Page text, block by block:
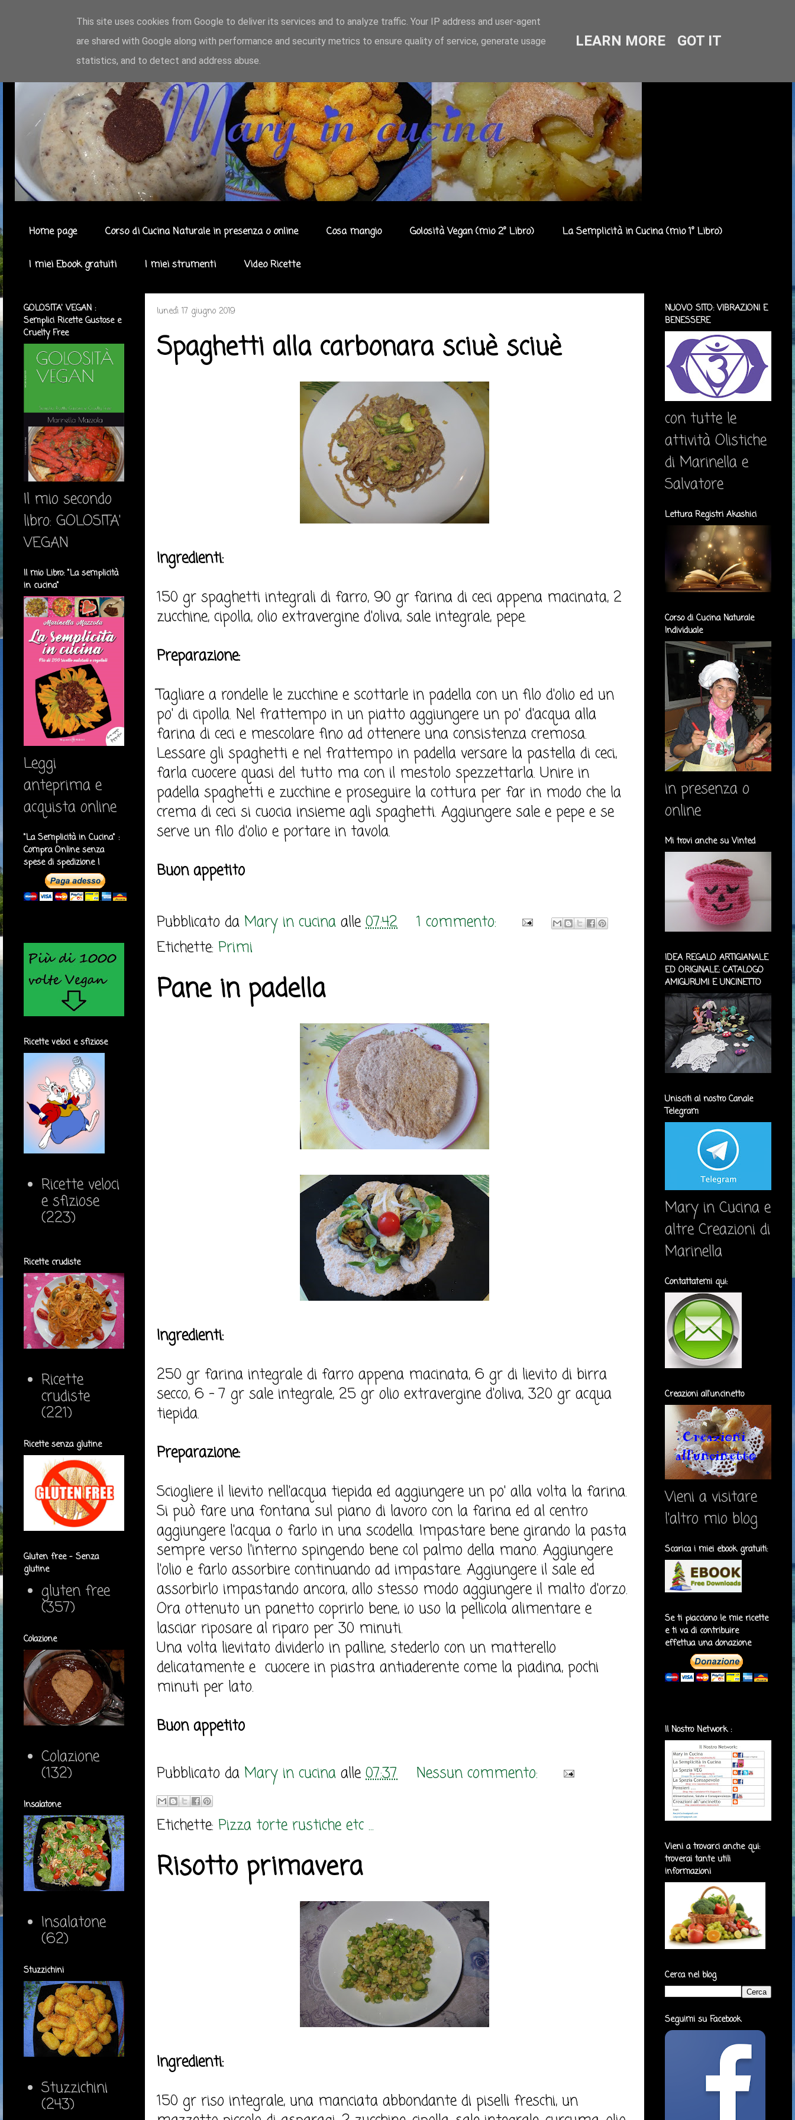
Home page Corso di Cucina Naturale in presenza o online Cosa mangio Golosità Vegan (mio 2° Libro) La Semplicità in Cucina (mio 1° Libro)
I miei Ebook gratuiti I miei strumenti Video Ricette
lunedì 17 giugno 2019
Spaghetti alla carbonara sciuè sciuè
Ingredienti:
150 gr spaghetti integrali di farro, 90 gr farina di ceci appena macinata, 2
zucchine, cipolla, olio extravergine d'oliva, sale integrale, pepe.
Preparazione:
Tagliare a rondelle le zucchine e scottarle in padella con un filo d'olio ed un
po' di cipolla. Nel frattempo in un piatto aggiungere un po' d'acqua alla
farina di ceci e mescolare fino ad ottenere una consistenza cremosa.
Lessare gli spaghetti e nel frattempo in padella versare la pastella di ceci,
farla cuocere quasi del tutto ma con il mestolo spezzettarla. Unire in
padella spaghetti e zucchine e proseguire la cottura per far in modo che la
crema di ceci si cuocia insieme agli spaghetti. Aggiungere sale e pepe e se
serve un filo d'olio e portare in tavola.
Buon appetito
Pubblicato da Mary in cucina alle 07:42
1 commento:
Etichette: Primi
Pane in padella
Ingredienti:
250 gr farina integrale di farro appena macinata, 6 gr di lievito di birra
secco, 6 - 7 gr sale integrale, 25 gr olio extravergine d'oliva, 320 gr acqua
tiepida.
Preparazione:
Sciogliere il lievito nell'acqua tiepida ed aggiungere un po' alla volta la farina.
Si può fare una fontana sul piano di lavoro con la farina ed al centro
aggiungere l'acqua o farlo in una scodella. Impastare bene girando la pasta
sempre verso l'interno spingendo bene col palmo della mano. Aggiungere
l'olio e farlo assorbire continuando ad impastare. Aggiungere il sale ed
assorbirlo impastando ancora, allo stesso modo aggiungere il malto d'orzo.
Ora ottenuto un panetto coprirlo bene, io uso la pellicola alimentare e
lasciar riposare al riparo per 30 minuti.
Una volta lievitato dividerlo in palline, stederlo con un matterello
delicatamente e cuocere in piastra antiaderente come la piadina, pochi
minuti per lato.
Buon appetito
Pubblicato da Mary in cucina alle 07:37 Nessun commento:
Etichette: Pizza torte rustiche etc ...
Risotto primavera
Ingredienti:
150 gr riso integrale, una manciata abbondante di piselli freschi, un
GOLOSITA' VEGAN :
Semplici Ricette Gustose e
Cruelty Free
Il mio secondo
libro: GOLOSITA'
VEGAN
Il mio Libro: "La semplicità
in cucina"
Leggi
anteprima e
acquista online
"La Semplicità in Cucina" :
Compra Online senza
spese di spedizione !
Ricette veloci e sfiziose
Ricette veloci
e sfiziose
(223)
Ricette crudiste
Ricette
crudiste
(221)
Ricette senza glutine
Gluten free - Senza
glutine
gluten free
(357)
Colazione
Colazione
(132)
Insalatone
Insalatone
(62)
Stuzzichini
Stuzzichini
(243)
NUOVO SITO: VIBRAZIONI E
BENESSERE
con tutte le
attività Olistiche
di Marinella e
Salvatore
Lettura Registri Akashici
Corso di Cucina Naturale
Individuale
in presenza o
online
Mi trovi anche su Vinted
IDEA REGALO ARTIGIANALE
ED ORIGINALE: CATALOGO
AMIGURUMI E UNCINETTO
Unisciti al nostro Canale
Telegram
Mary in Cucina e
altre Creazioni di
Marinella
Contattatemi qui:
Creazioni all'uncinetto
Vieni a visitare
l'altro mio blog
Scarica i miei ebook gratuiti:
Se ti piacciono le mie ricette
e ti va di contribuire
effettua una donazione
Il Nostro Network :
Vieni a trovarci anche qui:
troverai tante utili
informazioni
Cerca nel blog
Seguimi su Facebook
This site uses cookies from Google to deliver its services and to analyze traffic. Your IP address and user-agent
are shared with Google along with performance and security metrics to ensure quality of service, generate usage
statistics, and to detect and address abuse.
LEARN MORE GOT IT